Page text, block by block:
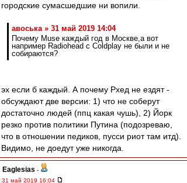
городские сумасшедшие ни вопили.
авоська » 31 май 2019 14:04
Почему Muse каждый год в Москве,а вот
например Radiohead c Coldplay не были и не
собираются?
эх если б каждый. А почему Рхед не ездят -
обсуждают две версии: 1) что не соберут
достаточно людей (ппц какая чушь), 2) Йорк
резко против политики Путина (подозреваю,
что в отношении педиков, пусси риот там итд).
Видимо, не доедут уже никогда.
Eaglesias -
31 май 2019 16:04